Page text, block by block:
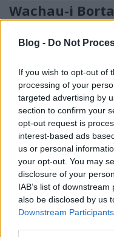
Blog - Do Not
If you wish to opt-out of
processing of your
targeted advertising by
section to confirm your
opt-out request is
interest-based ads
us or personal
your opt-out. You may
disclosure of your
IAB’s list of
also be disclosed by us
Downstream Participants
Wachau-i
Schmidl,
és Dönnhoff
furmintfan • 2024. július 12.
Folytatom a
Wachau-i